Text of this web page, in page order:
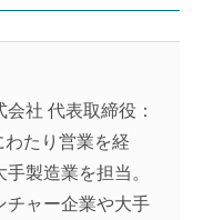
社 代表取締役：
わたり営業を経
製造業を担当。
チャー企業や大手